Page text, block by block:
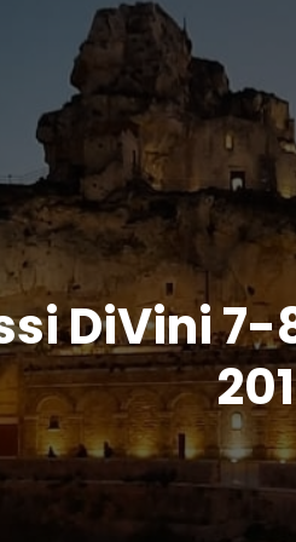
DiVini